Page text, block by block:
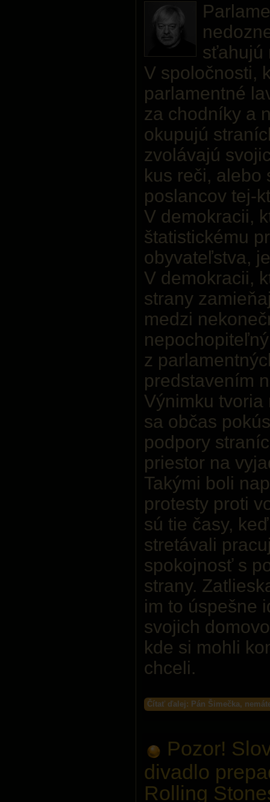
sťahujú
V spoločnosti,
parlamentné
za chodníky a
okupujú
zvolávajú
kus reči, alebo
poslancov tej-
V demokracii,
štatistickému
obyvateľstva,
V demokracii,
strany
medzi
z
predstavením
Výnimku
sa občas
podpory
priestor na
Takými boli
protesty proti
sú tie časy,
stretávali
spokojnosť s
strany.
im to úspešne
svojich
kde si mohli
chceli.
Čítať ďalej: Pán Šimečka,
Pozor!
divadlo
Rolling